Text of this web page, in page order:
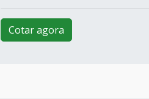
Cotar agora